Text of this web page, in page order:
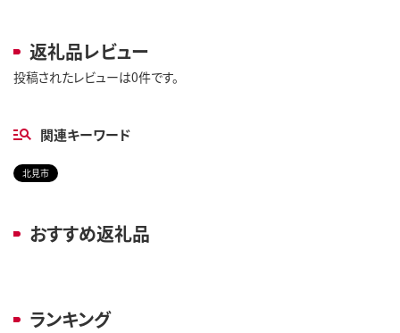
返礼品レビュー
投稿されたレビューは0件です。
関連キーワード
北見市
おすすめ返礼品
ランキング